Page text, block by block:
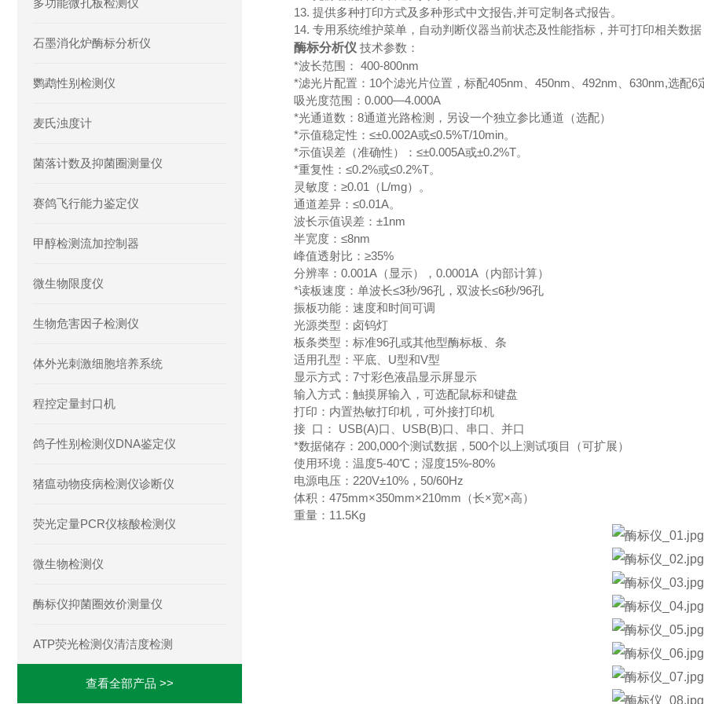
13. 提供多种打印方式及多种形式中文报告,并可定制各式报告。
14. 专用系统维护菜单，自动判断仪器当前状态及性能指标，并可打印相关数据
酶标分析仪 技术参数：
*波长范围： 400-800nm
*滤光片配置：10个滤光片位置，标配405nm、450nm、492nm、630nm,选配6
吸光度范围：0.000―4.000A
*光通道数：8通道光路检测，另设一个独立参比通道（选配）
*示值稳定性：≤±0.002A或≤0.5%T/10min。
*示值误差（准确性）：≤±0.005A或±0.2%T。
*重复性：≤0.2%或≤0.2%T。
灵敏度：≥0.01（L/mg）。
通道差异：≤0.01A。
波长示值误差：±1nm
半宽度：≤8nm
峰值透射比：≥35%
分辨率：0.001A（显示），0.0001A（内部计算）
*读板速度：单波长≤3秒/96孔，双波长≤6秒/96孔
振板功能：速度和时间可调
光源类型：卤钨灯
板条类型：标准96孔或其他型酶标板、条
适用孔型：平底、U型和V型
显示方式：7寸彩色液晶显示屏显示
输入方式：触摸屏输入，可选配鼠标和键盘
打印：内置热敏打印机，可外接打印机
接  口： USB(A)口、USB(B)口、串口、并口
*数据储存：200,000个测试数据，500个以上测试项目（可扩展）
使用环境：温度5-40℃；湿度15%-80%
电源电压：220V±10%，50/60Hz
体积：475mm×350mm×210mm（长×宽×高）
重量：11.5Kg
多功能微孔板检测仪
石墨消化炉酶标分析仪
鹦鹉性别检测仪
麦氏浊度计
菌落计数及抑菌圈测量仪
赛鸽飞行能力鉴定仪
甲醇检测流加控制器
微生物限度仪
生物危害因子检测仪
体外光刺激细胞培养系统
程控定量封口机
鸽子性别检测仪DNA鉴定仪
猪瘟动物疫病检测仪诊断仪
荧光定量PCR仪核酸检测仪
微生物检测仪
酶标仪抑菌圈效价测量仪
ATP荧光检测仪清洁度检测
查看全部产品 >>